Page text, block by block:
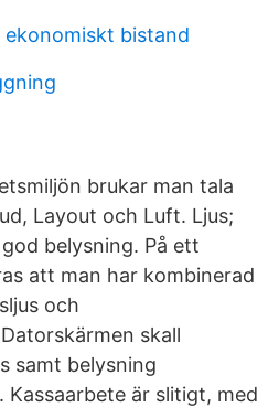
ekonomiskt bistand
brukar man tala
Layout och Luft. Ljus;
belysning. På ett
att man har kombinerad
och
skall
samt belysning
Kassaarbete är slitigt, med